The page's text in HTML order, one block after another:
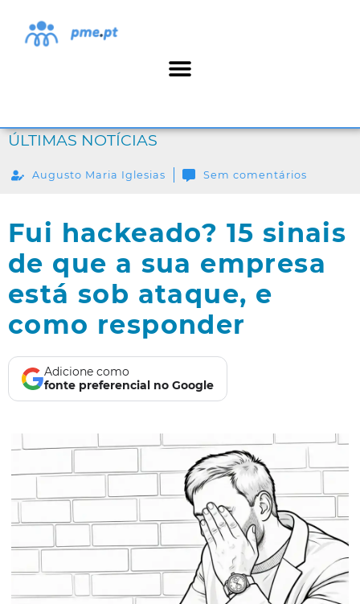
ÚLTIMAS NOTÍCIAS
Augusto Maria Iglesias Sem comentários
Fui hackeado? 15 sinais
de que a sua empresa
está sob ataque, e
como responder
Adicione como
fonte preferencial no Google